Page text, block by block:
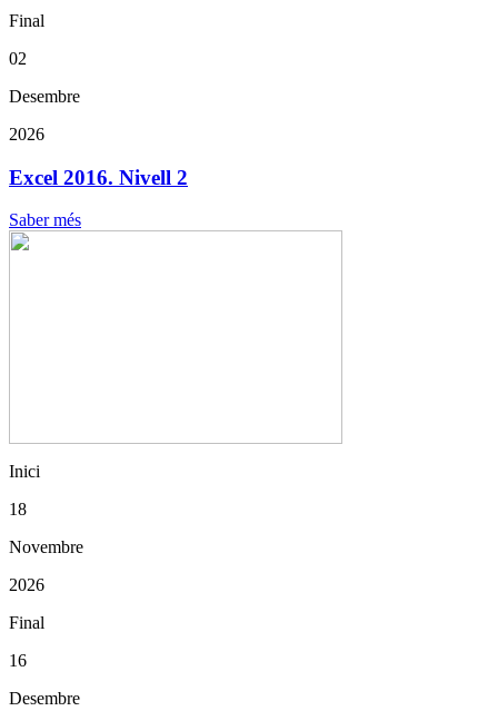
Final
02
Desembre
2026
Excel 2016. Nivell 2
Saber més
Inici
18
Novembre
2026
Final
16
Desembre